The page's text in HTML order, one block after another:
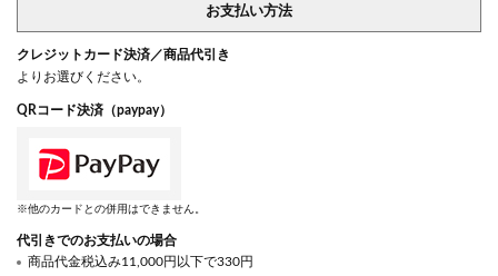
お支払い方法
クレジットカード決済／商品代引き
よりお選びください。
QRコード決済（paypay）
※他のカードとの併用はできません。
代引きでのお支払いの場合
商品代金税込み11,000円以下で330円